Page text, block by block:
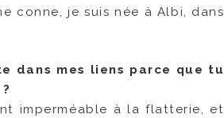
conne, je suis née à Albi, dans
dans mes liens parce que tu
imperméable à la flatterie, et